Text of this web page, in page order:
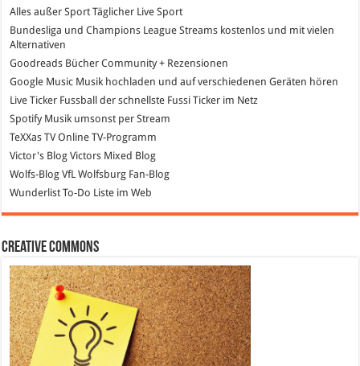
Alles außer Sport Täglicher Live Sport
Bundesliga und Champions League Streams kostenlos und mit vielen
Alternativen
Goodreads Bücher Community + Rezensionen
Google Music Musik hochladen und auf verschiedenen Geräten hören
Live Ticker Fussball der schnellste Fussi Ticker im Netz
SpotifyMusik umsonst per Stream
TeXXas TVOnline TV-Programm
Victor's Blog Victors Mixed Blog
Wolfs-Blog VfL Wolfsburg Fan-Blog
Wunderlist To-Do Liste im Web
Creative Commons